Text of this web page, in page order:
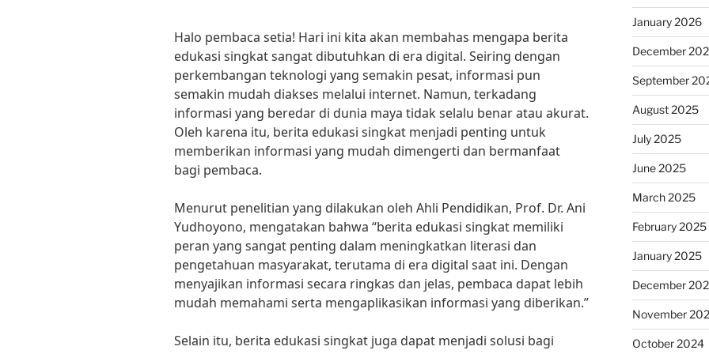
Halo pembaca setia! Hari ini kita akan membahas mengapa berita
edukasi singkat sangat dibutuhkan di era digital. Seiring dengan
perkembangan teknologi yang semakin pesat, informasi pun
semakin mudah diakses melalui internet. Namun, terkadang
informasi yang beredar di dunia maya tidak selalu benar atau akurat.
Oleh karena itu, berita edukasi singkat menjadi penting untuk
memberikan informasi yang mudah dimengerti dan bermanfaat
bagi pembaca.
Menurut penelitian yang dilakukan oleh Ahli Pendidikan, Prof. Dr. Ani
Yudhoyono, mengatakan bahwa “berita edukasi singkat memiliki
peran yang sangat penting dalam meningkatkan literasi dan
pengetahuan masyarakat, terutama di era digital saat ini. Dengan
menyajikan informasi secara ringkas dan jelas, pembaca dapat lebih
mudah memahami serta mengaplikasikan informasi yang diberikan.”
Selain itu, berita edukasi singkat juga dapat menjadi solusi bagi
January 2026
December
September
August 2025
July 2025
June 2025
March 2025
February 2025
January 2025
December
November
October 2024